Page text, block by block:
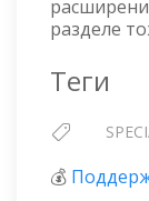
разделе
Теги
💰